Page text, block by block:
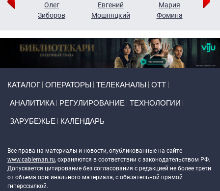
Олег
Зиборов
Евгений
Мошняцкий
Мария
Фомина
КАТАЛОГ ОПЕРАТОРЫ ТЕЛЕКАНАЛЫ ОТТ
АНАЛИТИКА РЕГУЛИРОВАНИЕ ТЕХНОЛОГИИ
ЗАРУБЕЖЬЕ КАЛЕНДАРЬ
Все права на материалы и новости, опубликованные на сайте
www.cableman.ru, охраняются в соответствии с законодательством РФ.
Допускается цитирование без согласования с редакцией не более трети
от объема оригинального материала, с обязательной прямой
гиперссылкой.